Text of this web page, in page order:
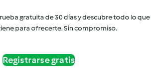
gratuita de 30 días y descubre todo lo que
para ofrecerte. Sin compromiso.
Registrarse gratis